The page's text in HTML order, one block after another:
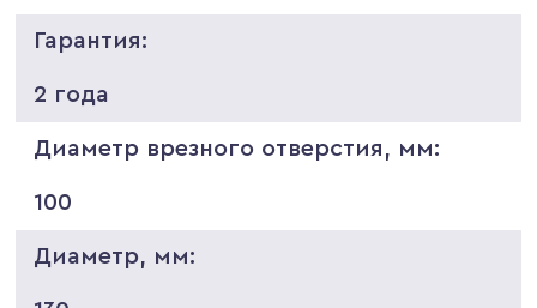
Гарантия:
2 года
Диаметр врезного отверстия, мм:
100
Диаметр, мм: